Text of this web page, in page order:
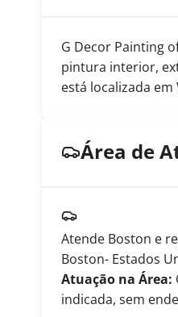
G Decor Painting
pintura interior,
está localizada
Área de
Atende Boston e
Boston- Estados
Atuação na Área:
indicada, sem